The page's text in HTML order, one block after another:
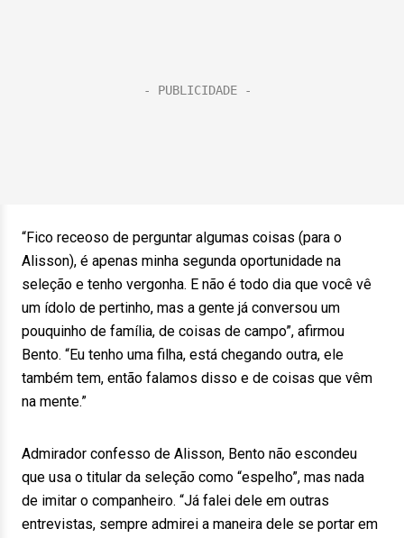
“Fico receoso de perguntar algumas coisas (para o
Alisson), é apenas minha segunda oportunidade na
seleção e tenho vergonha. E não é todo dia que você vê
um ídolo de pertinho, mas a gente já conversou um
pouquinho de família, de coisas de campo”, afirmou
Bento. “Eu tenho uma filha, está chegando outra, ele
também tem, então falamos disso e de coisas que vêm
na mente.”
Admirador confesso de Alisson, Bento não escondeu
que usa o titular da seleção como “espelho”, mas nada
de imitar o companheiro. “Já falei dele em outras
entrevistas, sempre admirei a maneira dele se portar em